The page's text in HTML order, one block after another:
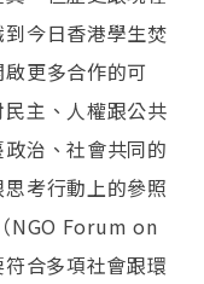
今日香港學生焚
更多合作的可
主、人權跟公共
治、社會共同的
考行動上的參照
NGO Forum on
合多項社會跟環